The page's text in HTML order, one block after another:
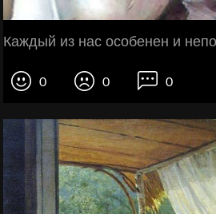
Каждый из нас особенен и
0 0 0